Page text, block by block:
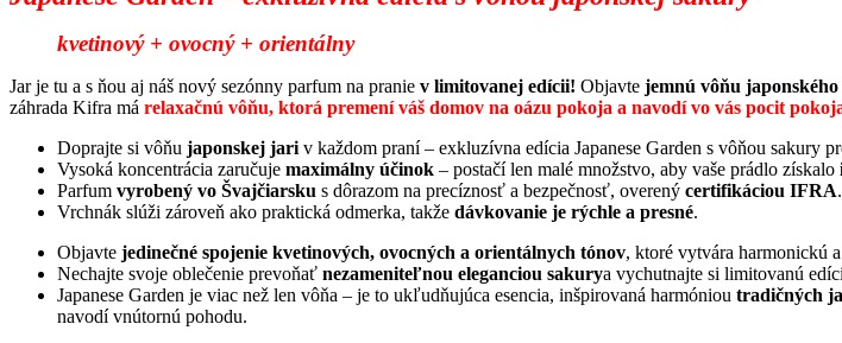
kvetinový + ovocný + orientálny
Jar je tu a s ňou aj náš nový sezónny parfum na pranie v limitovanej edícii! Objavte jemnú vôňu
záhrada Kifra má relaxačnú vôňu, ktorá premení váš domov na oázu pokoja a navodí vo vás pocit
Doprajte si vôňu japonskej jari v každom praní – exkluzívna edícia Japanese Garden s vôňou sakury
Vysoká koncentrácia zaručuje maximálny účinok – postačí len malé množstvo, aby vaše prádlo získalo
Parfum vyrobený vo Švajčiarsku s dôrazom na precíznosť a bezpečnosť, overený certifikáciou IFRA.
Vrchnák slúži zároveň ako praktická odmerka, takže dávkovanie je rýchle a presné.
Objavte jedinečné spojenie kvetinových, ovocných a orientálnych tónov, ktoré vytvára harmonickú
Nechajte svoje oblečenie prevoňať nezameniteľnou eleganciou sakurya vychutnajte si limitovanú
Japanese Garden je viac než len vôňa – je to ukľudňujúca esencia, inšpirovaná harmóniou tradičných
navodí vnútornú pohodu.